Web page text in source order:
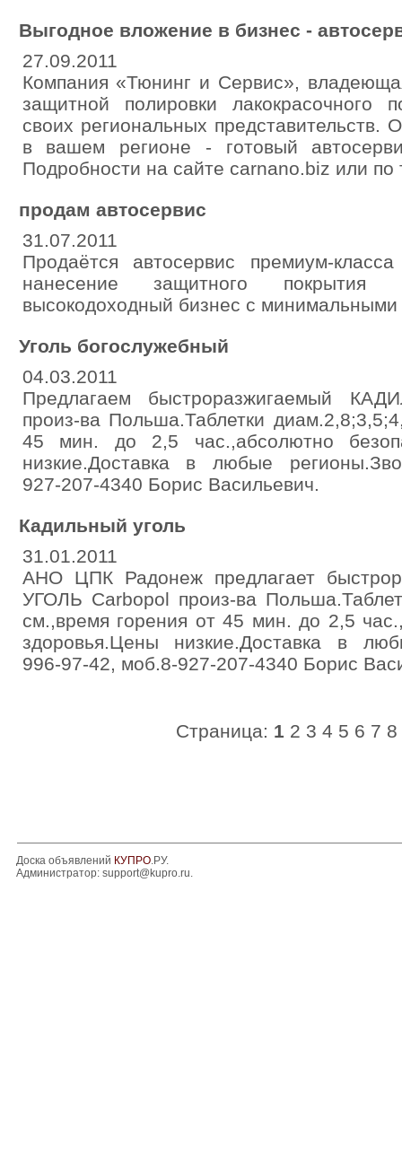
Выгодное вложение в бизнес -
27.09.2011
Компания «Тюнинг и Сервис»,
защитной полировки лакокрасочного
своих региональных представительств.
в вашем регионе - готовый
Подробности на сайте carnano.biz или по
продам автосервис
31.07.2011
Продаётся автосервис премиум-
нанесение защитного покрытия
высокодоходный бизнес с
Уголь богослужебный
04.03.2011
Предлагаем быстроразжигаемый
произ-ва Польша.Таблетки
45 мин. до 2,5 час.,абсолютно
низкие.Доставка в любые
927-207-4340 Борис Васильевич.
Кадильный уголь
31.01.2011
АНО ЦПК Радонеж предлагает
УГОЛЬ Carbopol произ-ва
см.,время горения от 45 мин. до 2,5
здоровья.Цены низкие.Доставка в
996-97-42, моб.8-927-207-4340 Борис
Страница: 1 2 3 4 5 6 7 8
Доска объявлений КУПРО.РУ.
Администратор: support@kupro.ru.